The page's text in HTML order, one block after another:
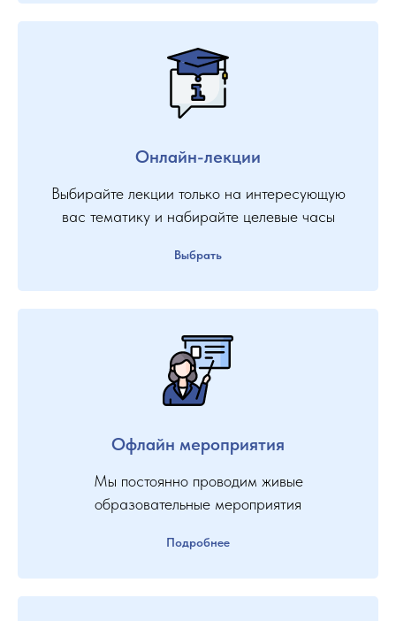
Онлайн-лекции
Выбирайте лекции только на интересующую
вас тематику и набирайте целевые часы
Выбрать
Офлайн мероприятия
Мы постоянно проводим живые
образовательные мероприятия
Подробнее